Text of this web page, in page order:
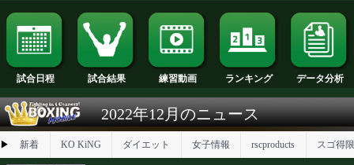
試合日程 試合結果 練習動画 ランキング